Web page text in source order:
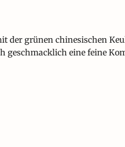
der grünen chinesischen
geschmacklich eine feine